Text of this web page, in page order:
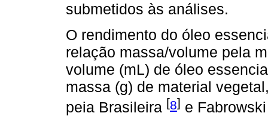
submetidos às análises.
O rendimento do óleo
relação massa/volume pela
volume (mL) de óleo
massa (g) de material
peia Brasileira [8] e